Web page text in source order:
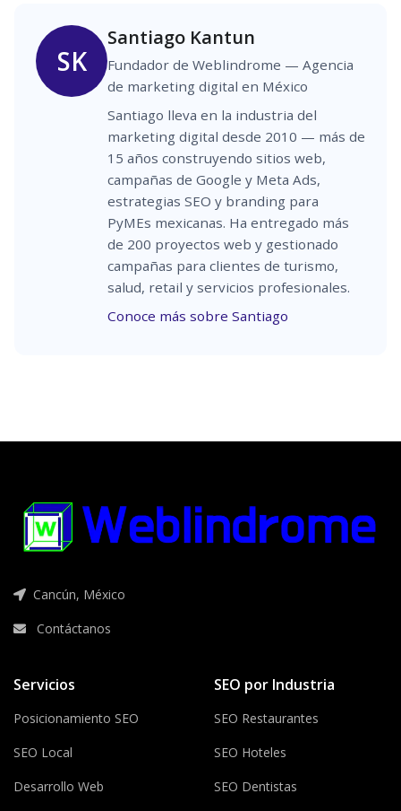
SK
Santiago Kantun
Fundador de Weblindrome — Agencia
de marketing digital en México
Santiago lleva en la industria del
marketing digital desde 2010 — más de
15 años construyendo sitios web,
campañas de Google y Meta Ads,
estrategias SEO y branding para
PyMEs mexicanas. Ha entregado más
de 200 proyectos web y gestionado
campañas para clientes de turismo,
salud, retail y servicios profesionales.
Conoce más sobre Santiago
Cancún, México
Contáctanos
Servicios
Posicionamiento SEO
SEO Local
Desarrollo Web
SEO por Industria
SEO Restaurantes
SEO Hoteles
SEO Dentistas